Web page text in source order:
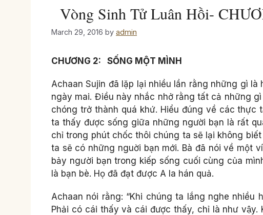
Vòng Sinh Tử Luân Hồi-
March 29, 2016 by admin
CHƯƠNG 2: SỐNG MỘT MÌNH
Achaan Sujin đã lặp lại nhiều lần rằng những gì
ngày mai. Điều này nhắc nhở rằng tất cả những
chóng trở thành quá khứ. Hiểu đúng về các thực
ta thấy được sống giữa những người bạn là rất
chỉ trong phút chốc thôi chúng ta sẽ lại không
ta sẽ có những nguời bạn mới. Bà đã nói về một
bảy người bạn trong kiếp sống cuối cùng của
là bạn bè. Họ đã đạt được A la hán quả.
Achaan nói rằng: “Khi chúng ta lắng nghe nhiều
Phải có cái thấy và cái được thấy, chỉ là như